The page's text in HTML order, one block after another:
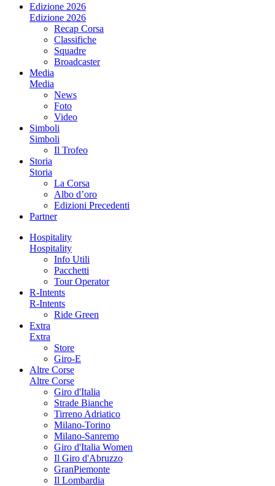
Edizione 2026
Edizione 2026
Recap Corsa
Classifiche
Squadre
Broadcaster
Media
Media
News
Foto
Video
Simboli
Simboli
Il Trofeo
Storia
Storia
La Corsa
Albo d’oro
Edizioni Precedenti
Partner
Hospitality
Hospitality
Info Utili
Pacchetti
Tour Operator
R-Intents
R-Intents
Ride Green
Extra
Extra
Store
Giro-E
Altre Corse
Altre Corse
Giro d'Italia
Strade Bianche
Tirreno Adriatico
Milano-Torino
Milano-Sanremo
Giro d'Italia Women
Il Giro d'Abruzzo
GranPiemonte
Il Lombardia